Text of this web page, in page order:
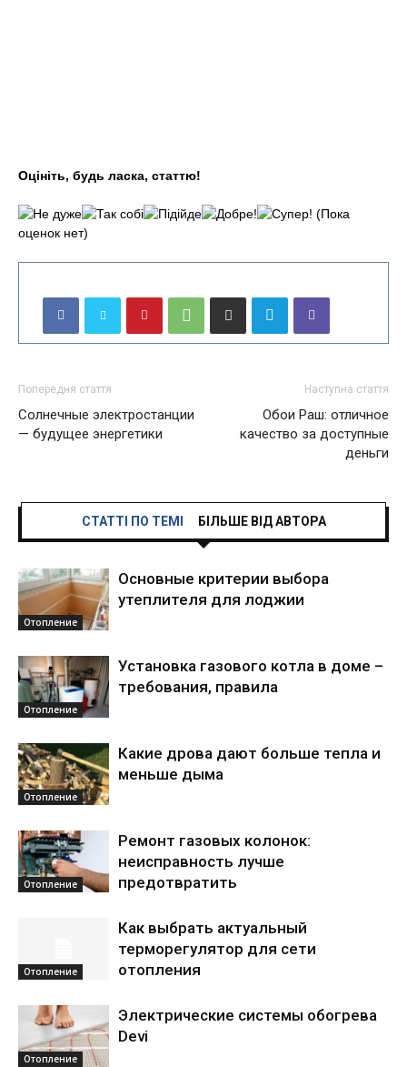
Оцініть, будь ласка, статтю!
(Пока
оценок нет)
Попередня стаття
Солнечные электростанции
— будущее энергетики
Наступна стаття
Обои Раш: отличное
качество за доступные
деньги
СТАТТІ ПО ТЕМІ БІЛЬШЕ ВІД АВТОРА
Отопление
Основные критерии выбора
утеплителя для лоджии
Отопление
Установка газового котла в доме –
требования, правила
Отопление
Какие дрова дают больше тепла и
меньше дыма
Отопление
Ремонт газовых колонок:
неисправность лучше
предотвратить
Отопление
Как выбрать актуальный
терморегулятор для сети
отопления
Отопление
Электрические системы обогрева
Devi